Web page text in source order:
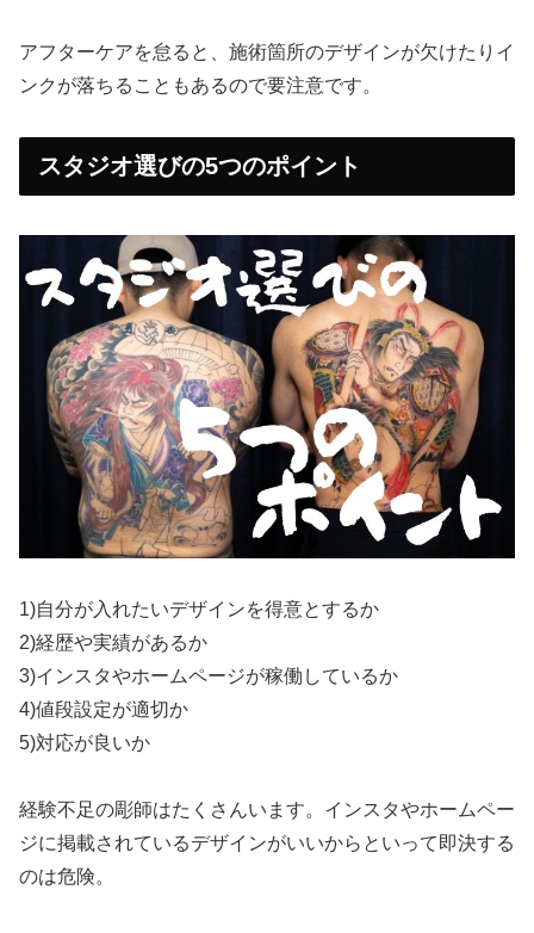
アフターケアを怠ると、施術箇所のデザインが欠けたりイ
ンクが落ちることもあるので要注意です。
スタジオ選びの5つのポイント
1)自分が入れたいデザインを得意とするか
2)経歴や実績があるか
3)インスタやホームページが稼働しているか
4)値段設定が適切か
5)対応が良いか
経験不足の彫師はたくさんいます。インスタやホームペー
ジに掲載されているデザインがいいからといって即決する
のは危険。